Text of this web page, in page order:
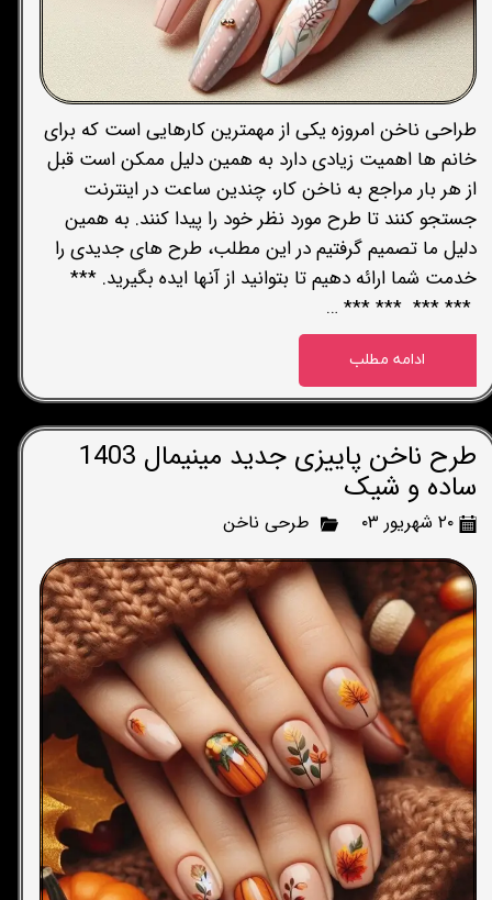
طراحی ناخن امروزه یکی از مهمترین کارهایی است که برای
خانم ها اهمیت زیادی دارد به همین دلیل ممکن است قبل
از هر بار مراجع به ناخن کار، چندین ساعت در اینترنت
جستجو کنند تا طرح مورد نظر خود را پیدا کنند. به همین
دلیل ما تصمیم گرفتیم در این مطلب، طرح های جدیدی را
خدمت شما ارائه دهیم تا بتوانید از آنها ایده بگیرید. ***
*** *** *** *** …
ادامه مطلب
طرح ناخن پاییزی جدید مینیمال 1403
ساده و شیک
۲۰ شهریور ۰۳ طرحی ناخن